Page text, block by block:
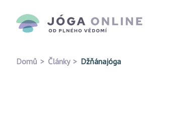
Domů Články Džňánajóga